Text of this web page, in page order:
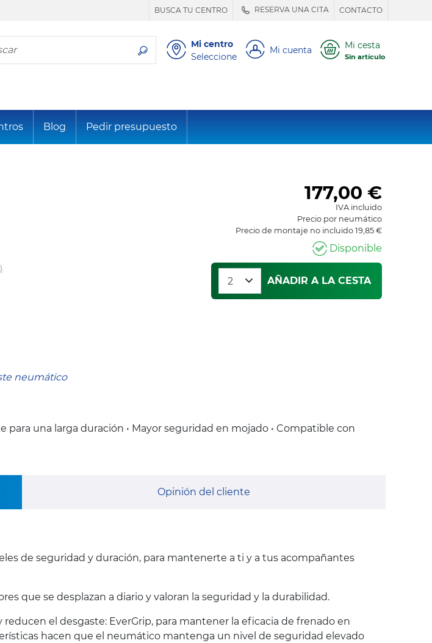
BUSCA TU CENTRO RESERVA UNA CITA CONTACTO
tu neumático
Mi centro
Seleccione
Mi cuenta Mi cesta
Sin artículo
Blog Pedir presupuesto
neumático
177,00 €
IVA incluido
Precio por neumático
Precio de montaje no incluido 19,85 €
Disponible
AÑADIR A LA CESTA
una larga duración • Mayor seguridad en mojado • Compatible con
Opinión del cliente
de seguridad y duración, para mantenerte a ti y a tus acompañantes
que se desplazan a diario y valoran la seguridad y la durabilidad.
el desgaste: EverGrip, para mantener la eficacia de frenado en
hacen que el neumático mantenga un nivel de seguridad elevado